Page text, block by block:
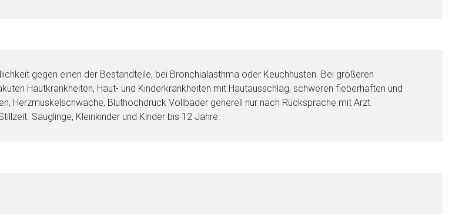
gegen einen der Bestandteile, bei Bronchialasthma oder Keuchhusten. Bei größeren
Hautkrankheiten, Haut- und Kinderkrankheiten mit Hautausschlag, schweren fieberhaften und
Herzmuskelschwäche, Bluthochdruck Vollbäder generell nur nach Rücksprache mit Arzt.
Säuglinge, Kleinkinder und Kinder bis 12 Jahre.
externe Web-Seite. Für die Inhalte der externen Web-Seite ist deren
ggf. andere Datenschutzbestimmungen.